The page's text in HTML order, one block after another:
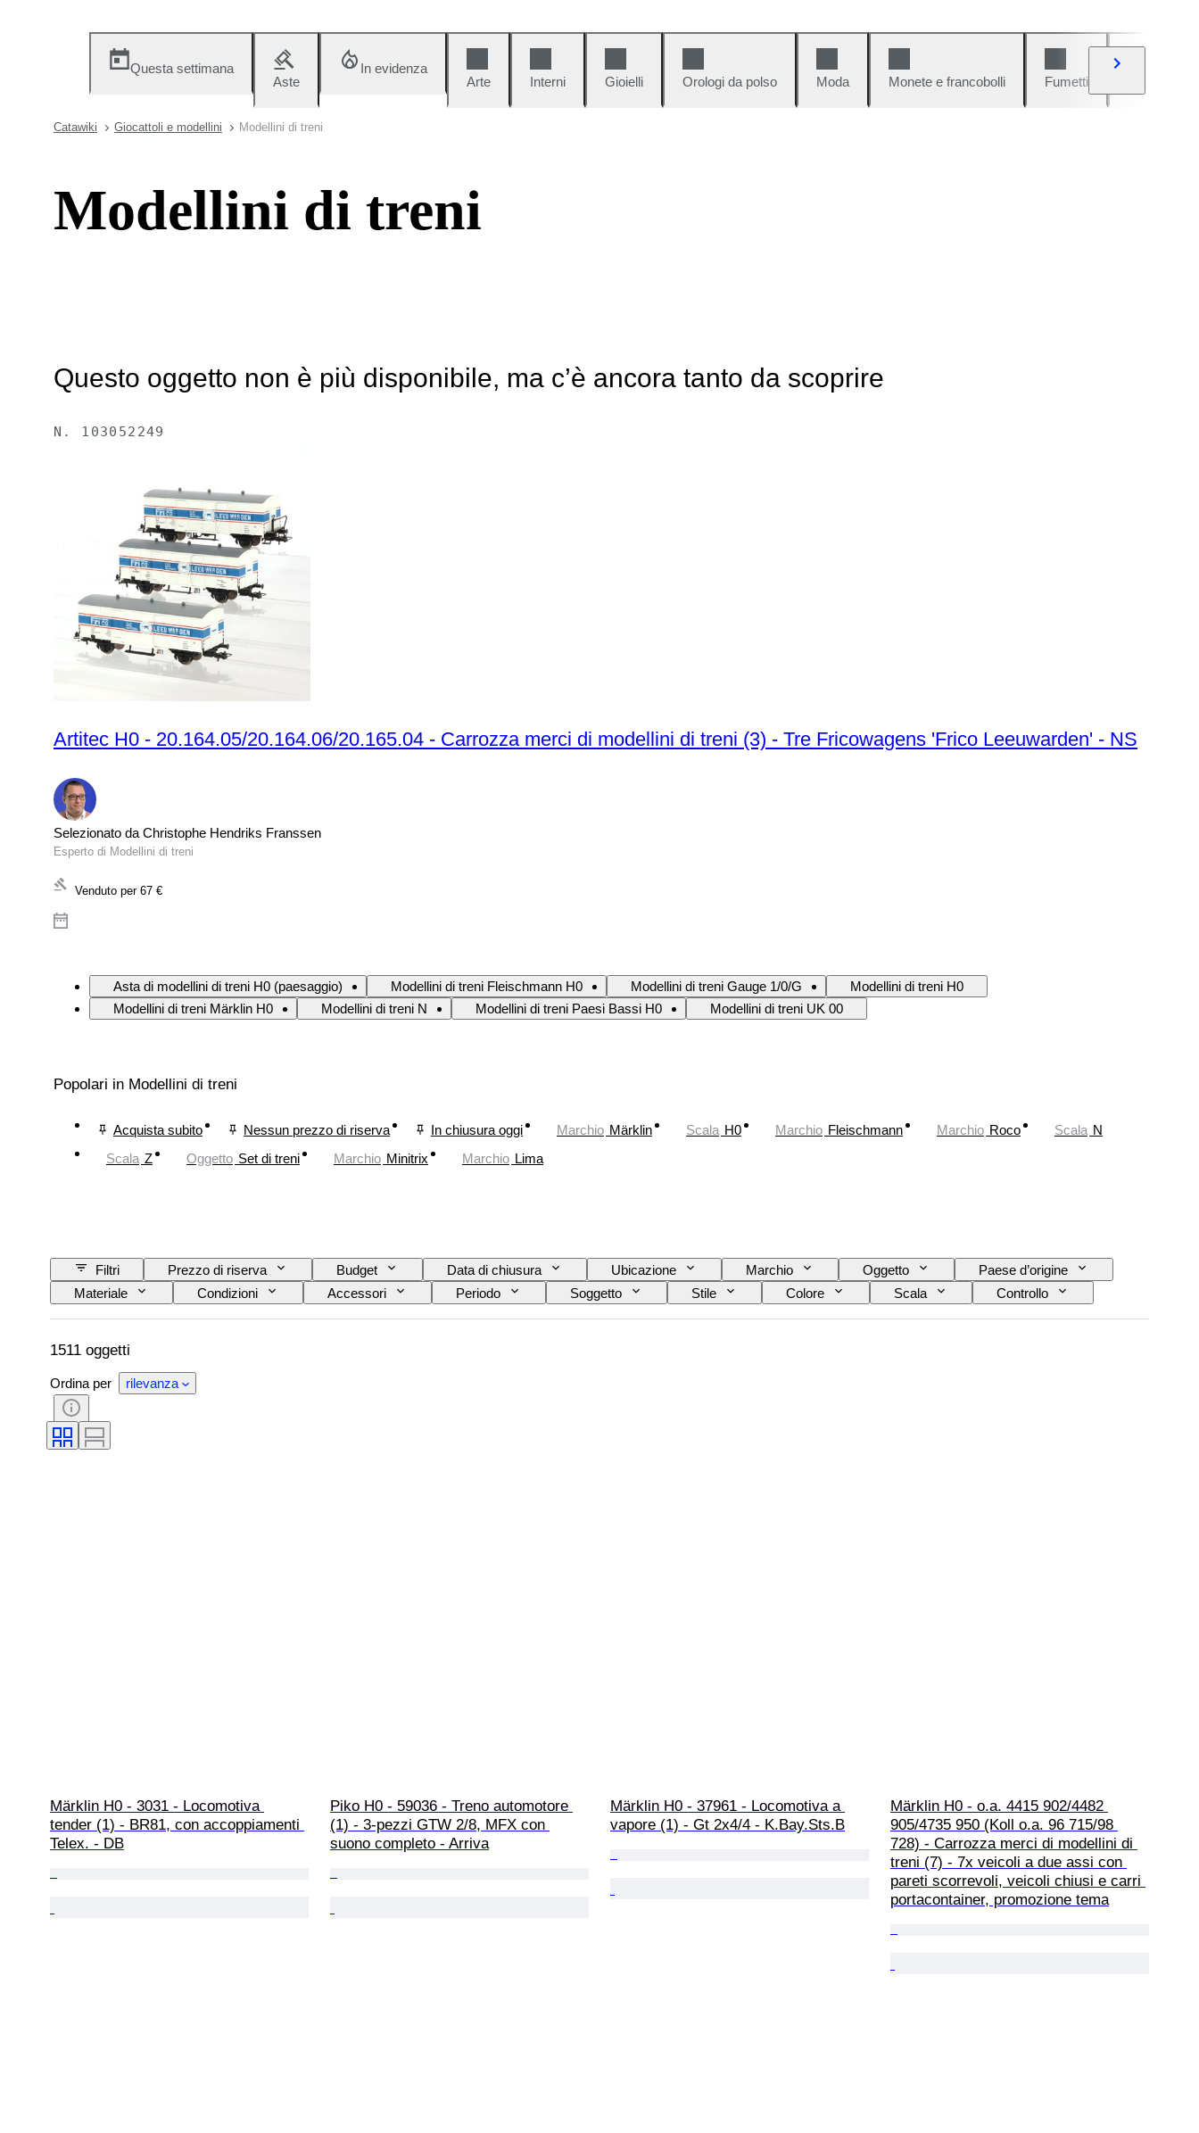
Questa settimana
Aste
In evidenza
Arte
Interni Gioielli Orologi da polso Moda Monete e francobolli Fumetti
Catawiki Giocattoli e modellini Modellini di treni
Modellini di treni
Questo oggetto non è più disponibile, ma c’è ancora tanto da scoprire
N. 103052249
Artitec H0 - 20.164.05/20.164.06/20.165.04 - Carrozza merci di modellini di treni (3) - Tre Fricowagens 'Frico Leeuwarden' - NS
Selezionato da Christophe Hendriks Franssen
Esperto di Modellini di treni
Venduto per 67 €
Asta di modellini di treni H0 (paesaggio) Modellini di treni Fleischmann H0 Modellini di treni Gauge 1/0/G
Modellini di treni H0
Modellini di treni Märklin H0
Modellini di treni N Modellini di treni Paesi Bassi H0 Modellini di treni UK 00
Popolari in Modellini di treni
Acquista subito Nessun prezzo di riserva In chiusura oggi Marchio Märklin Scala H0 Marchio Fleischmann Marchio Roco Scala N
Scala Z Oggetto Set di treni Marchio Minitrix Marchio Lima
Filtri Prezzo di riserva Budget Data di chiusura Ubicazione Marchio Oggetto
Paese d’origine
Materiale
Condizioni Accessori Periodo Soggetto Stile Colore Scala
Controllo
Alimentazione
Impresa ferroviaria Epoca Originale / Replica
1511 oggetti
Ordina per rilevanza
Märklin H0 - 3031 - Locomotiva
tender (1) - BR81, con accoppiamenti
Telex. - DB
Piko H0 - 59036 - Treno automotore
(1) - 3‑pezzi GTW 2/8, MFX con
suono completo - Arriva
Märklin H0 - 37961 - Locomotiva a
vapore (1) - Gt 2x4/4 - K.Bay.Sts.B
Märklin H0 - o.a. 4415 902/4482
905/4735 950 (Koll o.a. 96 715/98
728) - Carrozza merci di modellini di
treni (7) - 7x veicoli a due assi con
pareti scorrevoli, veicoli chiusi e carri
portacontainer, promozione tema